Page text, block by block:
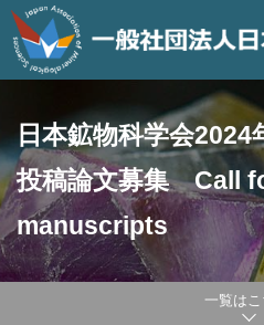
日本鉱物科学会
投稿論文募集 Call
manuscripts
一覧はこ